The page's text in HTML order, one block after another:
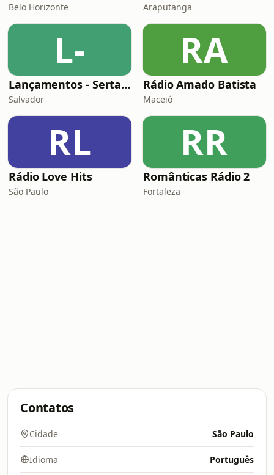
Belo Horizonte Araputanga
L-
Lançamentos - Sertanejo e Sofrência
Salvador
RA
Rádio Amado Batista
Maceió
RL
Rádio Love Hits
São Paulo
RR
Românticas Rádio 2
Fortaleza
Contatos
Cidade São Paulo
Idioma Português